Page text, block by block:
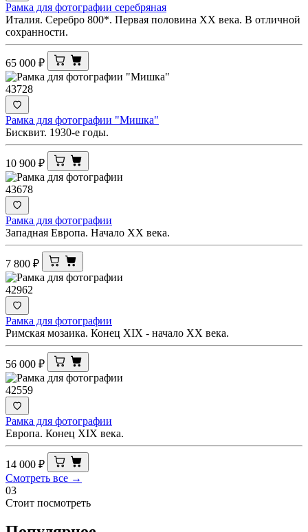
Рамка для фотографии серебряная
Италия. Серебро 800*. Первая половина ХХ века. В отличной
сохранности.
65 000 ₽
43728
Рамка для фотографии "Мишка"
Бисквит. 1930-е годы.
10 900 ₽
43678
Рамка для фотографии
Западная Европа. Начало XX века.
7 800 ₽
42962
Рамка для фотографии
Римская мозаика. Конец XIX - начало ХХ века.
56 000 ₽
42559
Рамка для фотографии
Европа. Конец ХIХ века.
14 000 ₽
Смотреть все →
03
Стоит посмотреть